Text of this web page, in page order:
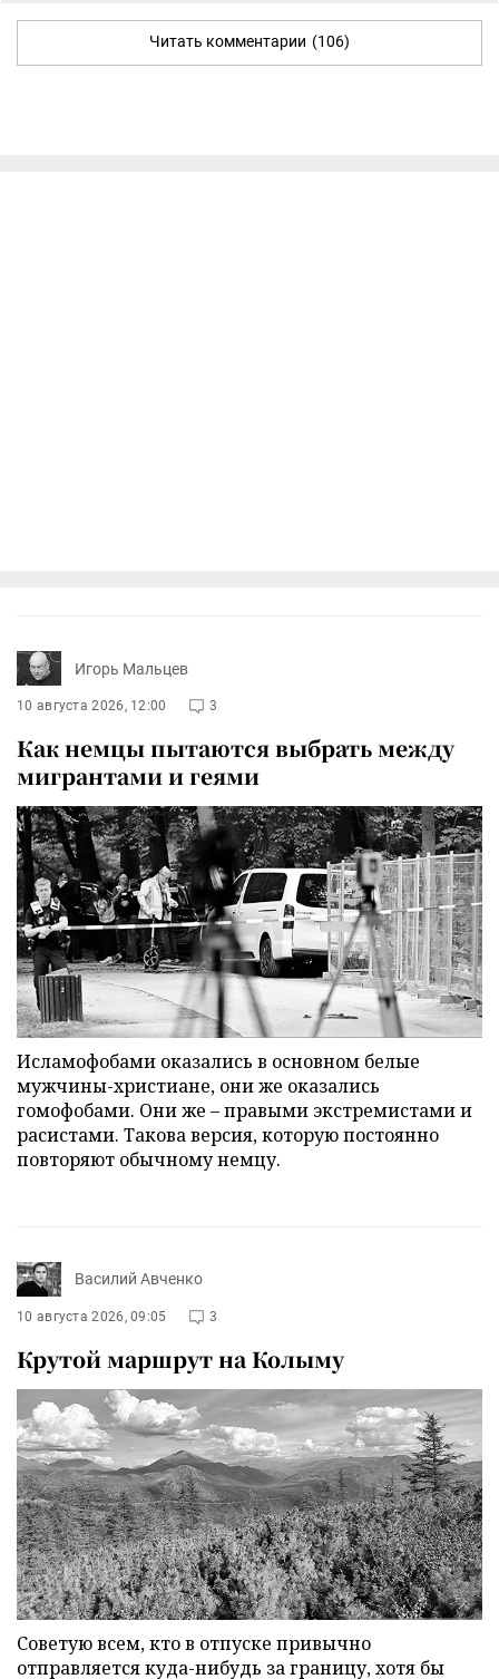
Читать комментарии (106)
Игорь Мальцев
10 августа 2026, 12:00 3
Как немцы пытаются выбрать между
мигрантами и геями
Исламофобами оказались в основном белые
мужчины-христиане, они же оказались
гомофобами. Они же – правыми экстремистами и
расистами. Такова версия, которую постоянно
повторяют обычному немцу.
Василий Авченко
10 августа 2026, 09:05 3
Крутой маршрут на Колыму
Советую всем, кто в отпуске привычно
отправляется куда-нибудь за границу, хотя бы